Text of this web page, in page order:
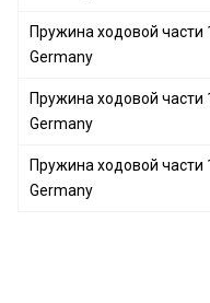
Пружина ходовой части
Germany
Пружина ходовой части
Germany
Пружина ходовой части
Germany